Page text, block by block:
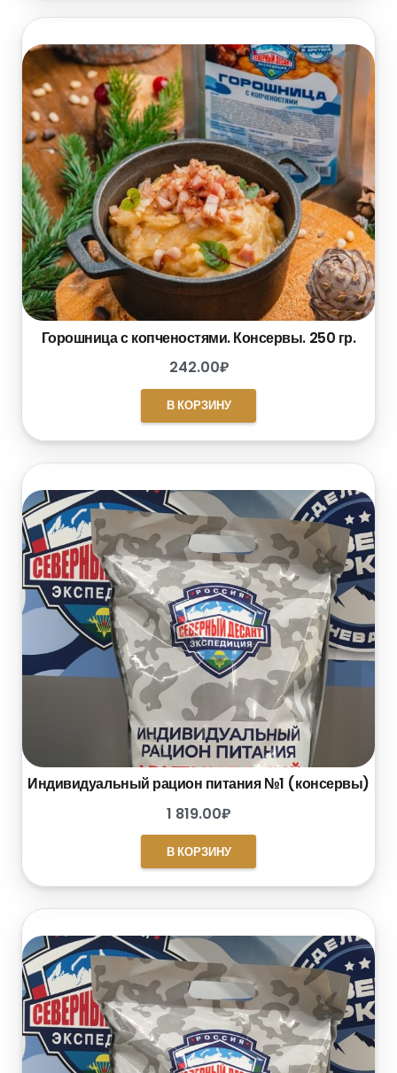
Горошница с копченостями. Консервы. 250 гр.
242.00₽
В КОРЗИНУ
Индивидуальный рацион питания №1 (консервы)
1 819.00₽
В КОРЗИНУ